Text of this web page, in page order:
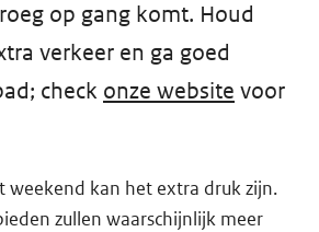
op gang komt. Houd
verkeer en ga goed
check onze website voor
weekend kan het extra druk zijn.
zullen waarschijnlijk meer